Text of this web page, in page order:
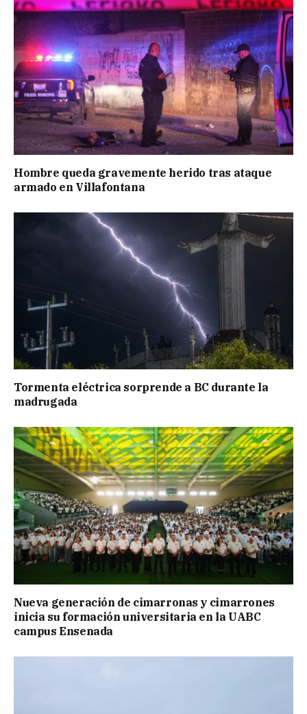
Hombre queda gravemente herido tras ataque
armado en Villafontana
Tormenta eléctrica sorprende a BC durante la
madrugada
Nueva generación de cimarronas y cimarrones
inicia su formación universitaria en la UABC
campus Ensenada